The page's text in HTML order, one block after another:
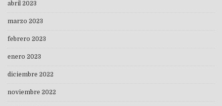
abril 2023
marzo 2023
febrero 2023
enero 2023
diciembre 2022
noviembre 2022